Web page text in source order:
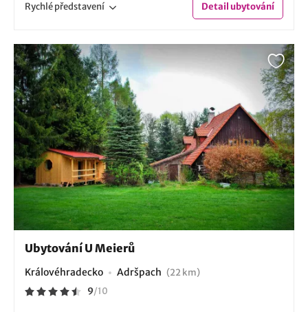
Rychlépředstavení Detailubytování
Ubytování U Meierů
Královéhradecko Adršpach (22 km)
9/10